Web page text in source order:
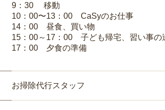
9：30 移動
10：00〜13：00 CaSyのお仕事
14：00 昼食、買い物
15：00～17：00 子ども帰宅、習い事の
17：00 夕食の準備
お掃除代行スタッフ